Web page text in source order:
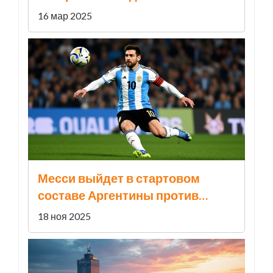
Электрозавода в Москве
16 мар 2025
Месси выйдет в стартовом
составе Аргентины против
Анголы — первый матч после
чемпионата мира
18 ноя 2025